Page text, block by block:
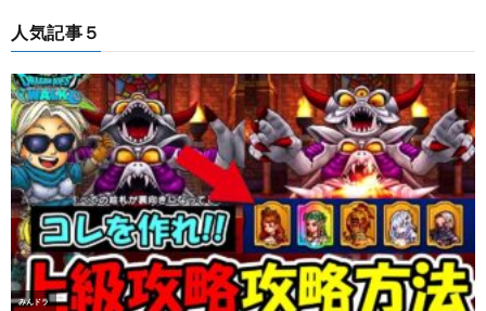
人気記事５